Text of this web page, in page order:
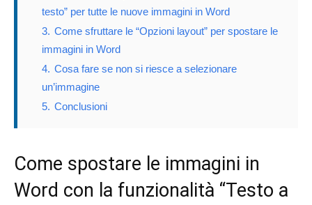
testo” per tutte le nuove immagini in Word
3. Come sfruttare le “Opzioni layout” per spostare le
immagini in Word
4. Cosa fare se non si riesce a selezionare
un’immagine
5. Conclusioni
Come spostare le immagini in
Word con la funzionalità “Testo a